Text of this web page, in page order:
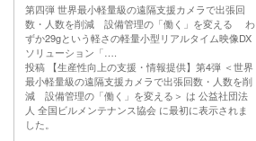
第四弾 世界最小軽量級の遠隔支援カメラで出張回
数・人数を削減 設備管理の「働く」を変える わ
ずか29gという軽さの軽量小型リアルタイム映像DX
ソリューション「….
投稿 【生産性向上の支援・情報提供】第4弾 ＜世界
最小軽量級の遠隔支援カメラで出張回数・人数を削
減 設備管理の「働く」を変える＞ は 公益社団法
人 全国ビルメンテナンス協会 に最初に表示されま
した。